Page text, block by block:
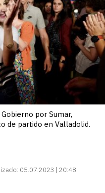
por Sumar,
de partido en Valladolid.
05.07.2023 | 20:48